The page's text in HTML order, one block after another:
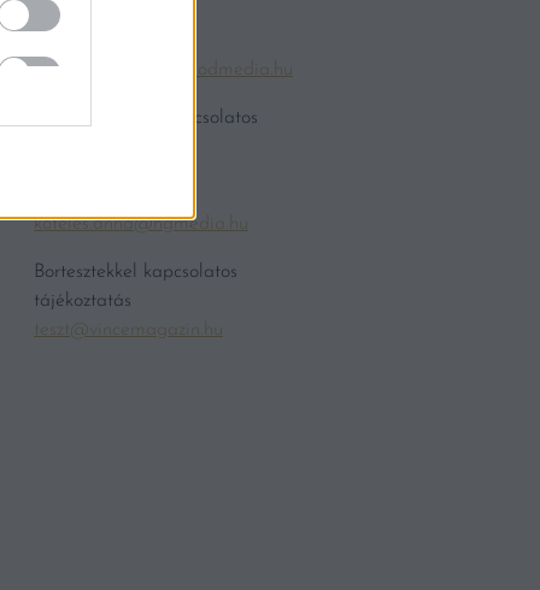
Németh Boglárka
nemeth.boglarka@kodmedia.hu
Jegyvásárlással kapcsolatos
koteles.anna@hgmedia.hu
Bortesztekkel kapcsolatos
tájékoztatás
teszt@vincemagazin.hu